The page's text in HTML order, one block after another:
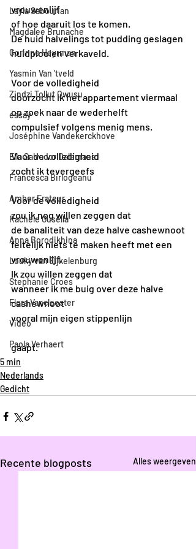
Layla Sabourian
Magdalee Brunache
Corinne Heyrman
Yasmin Van 'tveld
Zindzi Tollut Owusu
essay
Joséphine Vandekerckhove
Ella Salvador Dalemans
Francesca Birlogeanu
Amber Frateur
Rachele Gusella
Anna Borodikhina
Louky van Eijkelenburg
Stephanie Croes
Flora Vanclooster
Video
Paola Verhaert
vrouwenlijf
of hoe daaruit los te komen.
De huid halvelings tot pudding geslagen
huidplooien verkaveld.
Voor de volledigheid
doorzocht ik het appartement viermaal
op zoek naar de wederhelft
compulsief volgens menig mens.
Voor de volledigheid
zocht ik tevergeefs
Voor de volledigheid
zou ik nog willen zeggen dat
de banaliteit van deze halve cashewnoot
feitelijk niets te maken heeft met een
vrouwenlijf.
Ik zou willen zeggen dat
wanneer ik me buig over deze halve
cashewnoot
vooral mijn eigen stippenlijn
gaapt.
5 min
Nederlands
Gedicht
Recente blogposts Alles weergeven